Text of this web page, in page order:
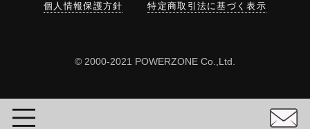
個人情報保護方針 特定商取引法に基づく表示
© 2000-2021 POWERZONE Co.,Ltd.